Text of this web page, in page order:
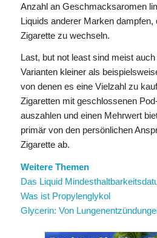
Anzahl an Geschmacksaromen
Liquids anderer Marken dampfen,
Zigarette zu wechseln.
Last, but not least sind meist
Varianten kleiner als
von denen es eine Vielzahl zu
Zigaretten mit geschlossenen
auszahlen und einen Mehrwert
primär von den persönlichen
Zigarette ab.
Weitere Themen
Das Liquid
Was ist Propylenglykol
Glycerin: Von